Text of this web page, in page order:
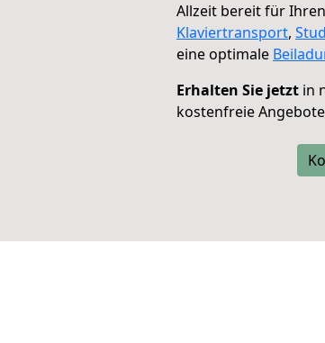
Allzeit bereit für Ihren
Klaviertransport,
eine optimale
Erhalten Sie jetzt in
kostenfreie